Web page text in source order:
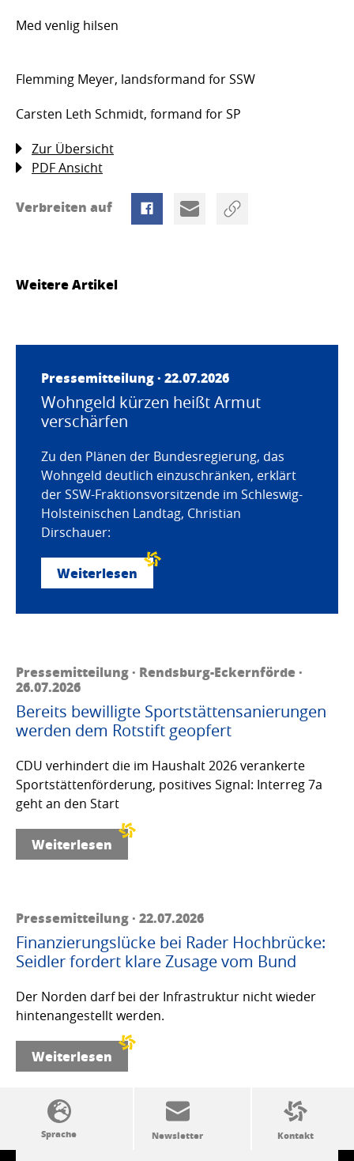
Med venlig hilsen
Flemming Meyer, landsformand for SSW
Carsten Leth Schmidt, formand for SP
Zur Übersicht
PDF Ansicht
Verbreiten auf
Weitere Artikel
Pressemitteilung · 22.07.2026
Wohngeld kürzen heißt Armut
verschärfen
Zu den Plänen der Bundesregierung, das
Wohngeld deutlich einzuschränken, erklärt
der SSW-Fraktionsvorsitzende im Schleswig-
Holsteinischen Landtag, Christian
Dirschauer:
Weiterlesen
Pressemitteilung · Rendsburg-Eckernförde ·
26.07.2026
Bereits bewilligte Sportstättensanierungen
werden dem Rotstift geopfert
CDU verhindert die im Haushalt 2026 verankerte
Sportstättenförderung, positives Signal: Interreg 7a
geht an den Start
Weiterlesen
Pressemitteilung · 22.07.2026
Finanzierungslücke bei Rader Hochbrücke:
Seidler fordert klare Zusage vom Bund
Der Norden darf bei der Infrastruktur nicht wieder
hintenangestellt werden.
Weiterlesen
SSW-Politik von A bis Z